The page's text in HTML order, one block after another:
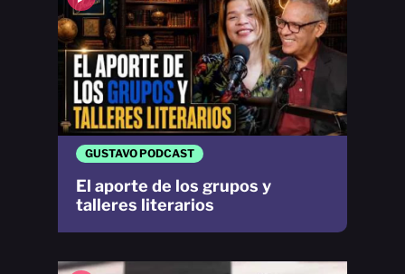
GUSTAVO PODCAST
El aporte de los grupos y
talleres literarios